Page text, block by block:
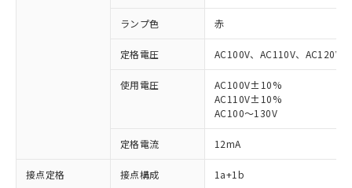
ランプ色 赤
定格電圧 AC100V、AC110V、AC120V
使用電圧
AC100V±10%
AC110V±10%
AC100～130V
定格電流 12mA
接点定格 接点構成 1a+1b
※1 対応状況